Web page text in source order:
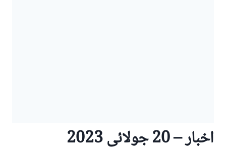
اخبار – 20 جولائی 2023